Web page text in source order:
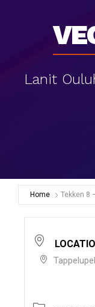
Lanit
Home Tekken 8